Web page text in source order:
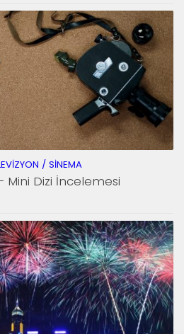
/ SINEMA
Mini Dizi İncelemesi